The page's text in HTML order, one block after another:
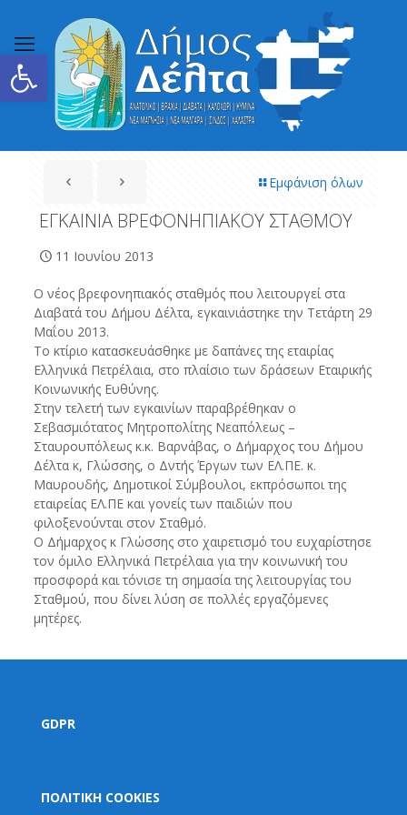
Ανοίξτε τη γραμμή εργαλείων
Εμφάνιση όλων
ΕΓΚΑΙΝΙΑ ΒΡΕΦΟΝΗΠΙΑΚΟΥ ΣΤΑΘΜΟΥ
11 Ιουνίου 2013
O νέος βρεφονηπιακός σταθμός που λειτουργεί στα
Διαβατά του Δήμου Δέλτα, εγκαινιάστηκε την Τετάρτη 29
Μαΐου 2013.
To κτίριο κατασκευάσθηκε με δαπάνες της εταιρίας
Ελληνικά Πετρέλαια, στο πλαίσιο των δράσεων Εταιρικής
Κοινωνικής Ευθύνης.
Στην τελετή των εγκαινίων παραβρέθηκαν ο
Σεβασμιότατος Μητροπολίτης Νεαπόλεως –
Σταυρουπόλεως κ.κ. Βαρνάβας, ο Δήμαρχος του Δήμου
Δέλτα κ, Γλώσσης, ο Δντής Έργων των ΕΛ.ΠΕ. κ.
Μαυρουδής, Δημοτικοί Σύμβουλοι, εκπρόσωποι της
εταιρείας ΕΛ.ΠΕ και γονείς των παιδιών που
φιλοξενούνται στον Σταθμό.
Ο Δήμαρχος κ Γλώσσης στο χαιρετισμό του ευχαρίστησε
τον όμιλο Ελληνικά Πετρέλαια για την κοινωνική του
προσφορά και τόνισε τη σημασία της λειτουργίας του
Σταθμού, που δίνει λύση σε πολλές εργαζόμενες
μητέρες.
GDPR
ΠΟΛΙΤΙΚΗ COOKIES